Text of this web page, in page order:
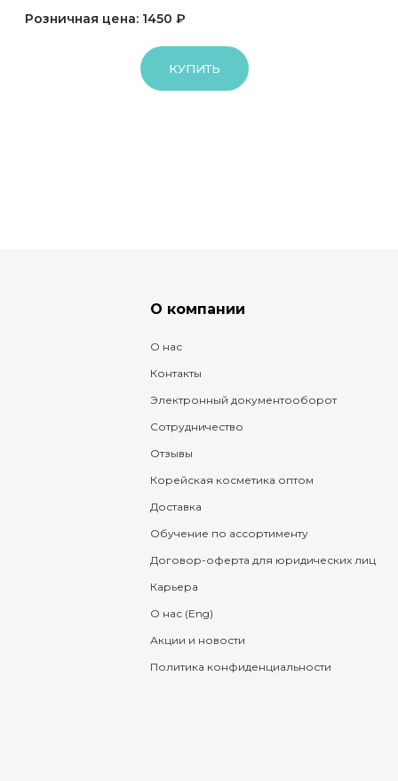
Розничная цена: 1450 ₽
КУПИТЬ
О компании
О нас
Контакты
Электронный документооборот
Сотрудничество
Отзывы
Корейская косметика оптом
Доставка
Обучение по ассортименту
Договор-оферта для юридических лиц
Карьера
О нас (Eng)
Акции и новости
Политика конфиденциальности